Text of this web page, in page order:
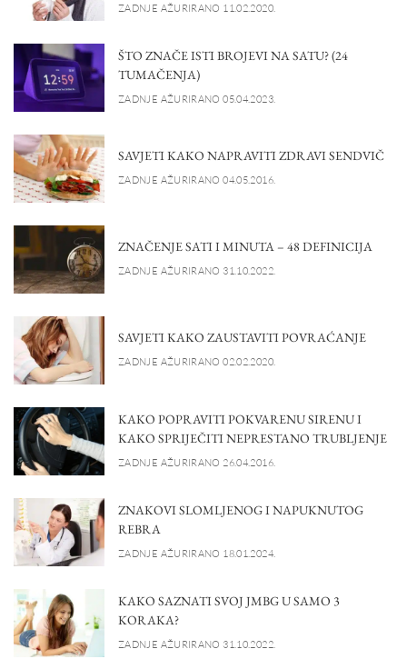
ZADNJE AŽURIRANO 11.02.2020.
ŠTO ZNAČE ISTI BROJEVI NA SATU? (24
TUMAČENJA)
ZADNJE AŽURIRANO 05.04.2023.
SAVJETI KAKO NAPRAVITI ZDRAVI SENDVIČ
ZADNJE AŽURIRANO 04.05.2016.
ZNAČENJE SATI I MINUTA – 48 DEFINICIJA
ZADNJE AŽURIRANO 31.10.2022.
SAVJETI KAKO ZAUSTAVITI POVRAĆANJE
ZADNJE AŽURIRANO 02.02.2020.
KAKO POPRAVITI POKVARENU SIRENU I
KAKO SPRIJEČITI NEPRESTANO TRUBLJENJE
ZADNJE AŽURIRANO 26.04.2016.
ZNAKOVI SLOMLJENOG I NAPUKNUTOG
REBRA
ZADNJE AŽURIRANO 18.01.2024.
KAKO SAZNATI SVOJ JMBG U SAMO 3
KORAKA?
ZADNJE AŽURIRANO 31.10.2022.